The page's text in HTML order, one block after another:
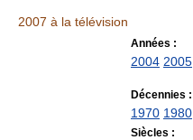
2007 à la télévision
Années :
2004 2005
Décennies :
1970 1980
Siècles :